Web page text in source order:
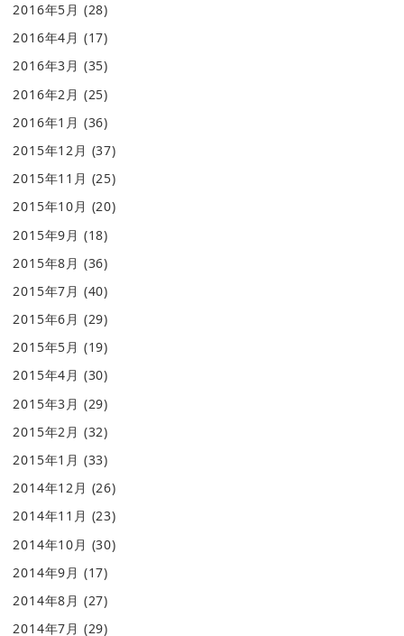
2016年5月 (28)
2016年4月 (17)
2016年3月 (35)
2016年2月 (25)
2016年1月 (36)
2015年12月 (37)
2015年11月 (25)
2015年10月 (20)
2015年9月 (18)
2015年8月 (36)
2015年7月 (40)
2015年6月 (29)
2015年5月 (19)
2015年4月 (30)
2015年3月 (29)
2015年2月 (32)
2015年1月 (33)
2014年12月 (26)
2014年11月 (23)
2014年10月 (30)
2014年9月 (17)
2014年8月 (27)
2014年7月 (29)